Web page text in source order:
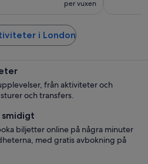
per vuxen
i London
från aktiviteter och
och transfers.
smidigt
biljetter online på några minuter
med gratis avbokning på